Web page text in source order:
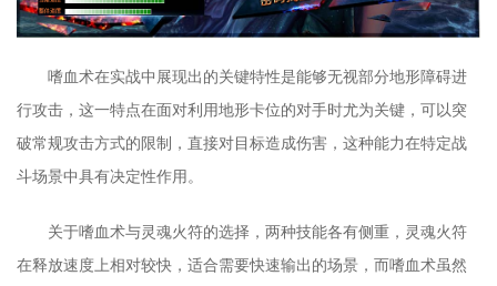
嗜血术在实战中展现出的关键特性是能够无视部分地形障碍进
行攻击，这一特点在面对利用地形卡位的对手时尤为关键，可以突
破常规攻击方式的限制，直接对目标造成伤害，这种能力在特定战
斗场景中具有决定性作用。
关于嗜血术与灵魂火符的选择，两种技能各有侧重，灵魂火符
在释放速度上相对较快，适合需要快速输出的场景，而嗜血术虽然